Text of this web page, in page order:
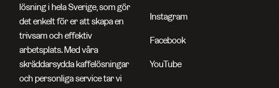
lösning i hela Sverige, som gör
det enkelt för er att skapa en
trivsam och effektiv
arbetsplats. Med våra
skräddarsydda kaffelösningar
och personliga service tar vi
Instagram
Facebook
YouTube